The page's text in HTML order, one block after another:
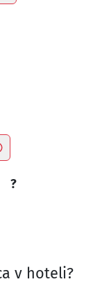
?
v hoteli?